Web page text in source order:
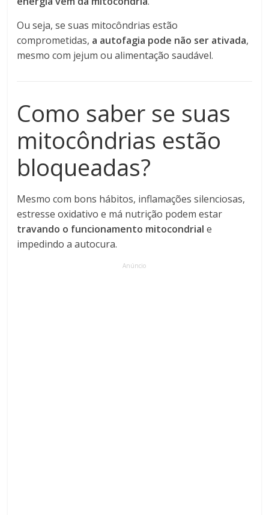
Ou seja, se suas mitocôndrias estão
comprometidas, a autofagia pode não ser ativada,
mesmo com jejum ou alimentação saudável.
Como saber se suas
mitocôndrias estão
bloqueadas?
Mesmo com bons hábitos, inflamações silenciosas,
estresse oxidativo e má nutrição podem estar
travando o funcionamento mitocondrial e
impedindo a autocura.
Anúncio